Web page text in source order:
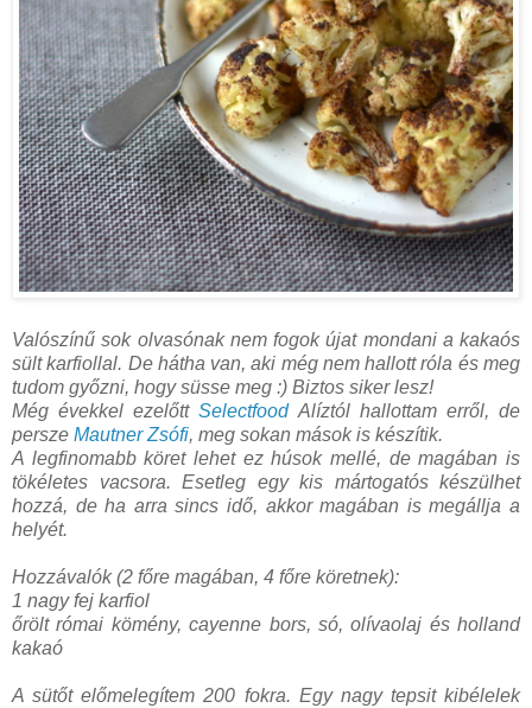
Valószínű sok olvasónak nem fogok újat mondani a kakaós
sült karfiollal. De hátha van, aki még nem hallott róla és meg
tudom győzni, hogy süsse meg :) Biztos siker lesz!
Még évekkel ezelőttSelectfoodAlíztól hallottam erről, de
persze Mautner Zsófi, meg sokan mások is készítik.
A legfinomabb köret lehet ez húsok mellé, de magában is
tökéletes vacsora. Esetleg egy kis mártogatós készülhet
hozzá, de ha arra sincs idő, akkor magában is megállja a
helyét.
Hozzávalók (2 főre magában, 4 főre köretnek):
1 nagy fej karfiol
őrölt római kömény, cayenne bors, só, olívaolaj és holland
kakaó
A sütőt előmelegítem 200 fokra. Egy nagy tepsit kibélelek